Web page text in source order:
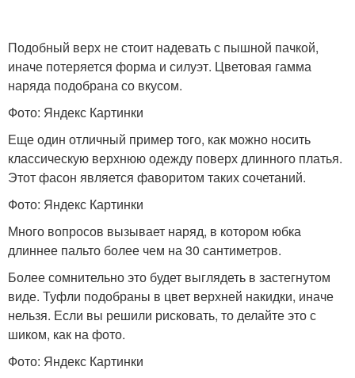
Подобный верх не стоит надевать с пышной пачкой,
иначе потеряется форма и силуэт. Цветовая гамма
наряда подобрана со вкусом.
Фото: Яндекс Картинки
Еще один отличный пример того, как можно носить
классическую верхнюю одежду поверх длинного платья.
Этот фасон является фаворитом таких сочетаний.
Фото: Яндекс Картинки
Много вопросов вызывает наряд, в котором юбка
длиннее пальто более чем на 30 сантиметров.
Более сомнительно это будет выглядеть в застегнутом
виде. Туфли подобраны в цвет верхней накидки, иначе
нельзя. Если вы решили рисковать, то делайте это с
шиком, как на фото.
Фото: Яндекс Картинки